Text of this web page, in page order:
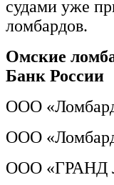
судами уже
ломбардов.
Омские
Банк России
ООО
ООО
ООО «ГРАНД